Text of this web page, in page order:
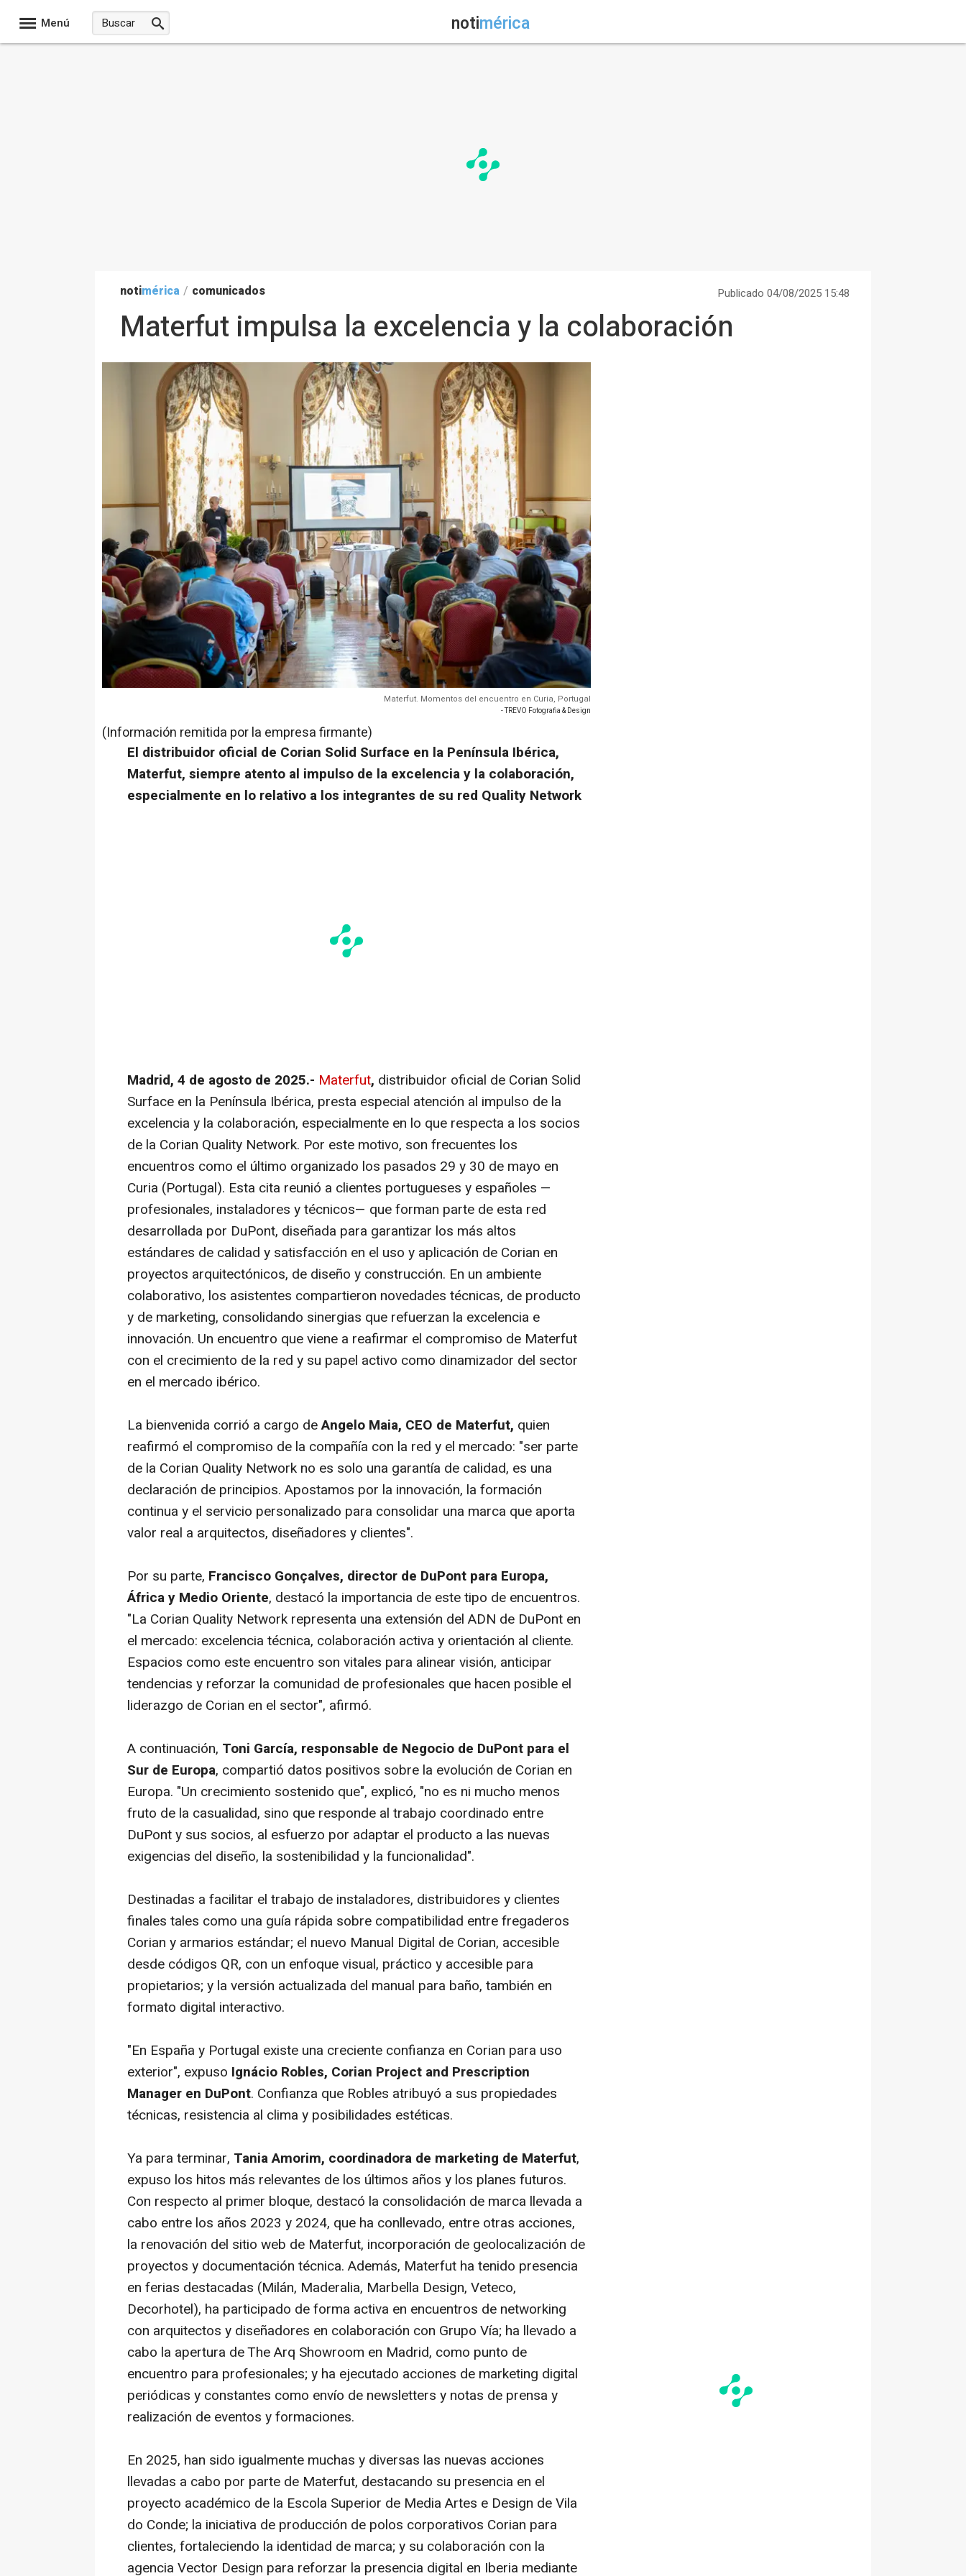
Menú notimérica
notimérica / comunicados Publicado 04/08/2025 15:48
Materfut impulsa la excelencia y la colaboración
Materfut. Momentos del encuentro en Curia, Portugal
- TREVO Fotografia & Design
(Información remitida por la empresa firmante)
El distribuidor oficial de Corian Solid Surface en la Península Ibérica,
Materfut, siempre atento al impulso de la excelencia y la colaboración,
especialmente en lo relativo a los integrantes de su red Quality Network
Madrid, 4 de agosto de 2025.- Materfut, distribuidor oficial de Corian Solid
Surface en la Península Ibérica, presta especial atención al impulso de la
excelencia y la colaboración, especialmente en lo que respecta a los socios
de la Corian Quality Network. Por este motivo, son frecuentes los
encuentros como el último organizado los pasados 29 y 30 de mayo en
Curia (Portugal). Esta cita reunió a clientes portugueses y españoles —
profesionales, instaladores y técnicos— que forman parte de esta red
desarrollada por DuPont, diseñada para garantizar los más altos
estándares de calidad y satisfacción en el uso y aplicación de Corian en
proyectos arquitectónicos, de diseño y construcción. En un ambiente
colaborativo, los asistentes compartieron novedades técnicas, de producto
y de marketing, consolidando sinergias que refuerzan la excelencia e
innovación. Un encuentro que viene a reafirmar el compromiso de Materfut
con el crecimiento de la red y su papel activo como dinamizador del sector
en el mercado ibérico.
La bienvenida corrió a cargo deAngelo Maia, CEO de Materfut, quien
reafirmó el compromiso de la compañía con la red y el mercado: "ser parte
de la Corian Quality Network no es solo una garantía de calidad, es una
declaración de principios. Apostamos por la innovación, la formación
continua y el servicio personalizado para consolidar una marca que aporta
valor real a arquitectos, diseñadores y clientes".
Por su parte, Francisco Gonçalves, director de DuPont para Europa,
África y Medio Oriente, destacó la importancia de este tipo de encuentros.
"La Corian Quality Network representa una extensión del ADN de DuPont en
el mercado: excelencia técnica, colaboración activa y orientación al cliente.
Espacios como este encuentro son vitales para alinear visión, anticipar
tendencias y reforzar la comunidad de profesionales que hacen posible el
liderazgo de Corian en el sector", afirmó.
A continuación, Toni García, responsable de Negocio de DuPont para el
Sur de Europa, compartió datos positivos sobre la evolución de Corian en
Europa. "Un crecimiento sostenido que", explicó, "no es ni mucho menos
fruto de la casualidad, sino que responde al trabajo coordinado entre
DuPont y sus socios, al esfuerzo por adaptar el producto a las nuevas
exigencias del diseño, la sostenibilidad y la funcionalidad".
Destinadas a facilitar el trabajo de instaladores, distribuidores y clientes
finales tales como una guía rápida sobre compatibilidad entre fregaderos
Corian y armarios estándar; el nuevo Manual Digital de Corian, accesible
desde códigos QR, con un enfoque visual, práctico y accesible para
propietarios; y la versión actualizada del manual para baño, también en
formato digital interactivo.
"En España y Portugal existe una creciente confianza en Corian para uso
exterior", expuso Ignácio Robles, Corian Project and Prescription
Manager en DuPont. Confianza que Robles atribuyó a sus propiedades
técnicas, resistencia al clima y posibilidades estéticas.
Ya para terminar, Tania Amorim, coordinadora de marketing de Materfut,
expuso los hitos más relevantes de los últimos años y los planes futuros.
Con respecto al primer bloque, destacó la consolidación de marca llevada a
cabo entre los años 2023 y 2024, que ha conllevado, entre otras acciones,
la renovación del sitio web de Materfut, incorporación de geolocalización de
proyectos y documentación técnica. Además, Materfut ha tenido presencia
en ferias destacadas (Milán, Maderalia, Marbella Design, Veteco,
Decorhotel), ha participado de forma activa en encuentros de networking
con arquitectos y diseñadores en colaboración con Grupo Vía; ha llevado a
cabo la apertura de The Arq Showroom en Madrid, como punto de
encuentro para profesionales; y ha ejecutado acciones de marketing digital
periódicas y constantes como envío de newsletters y notas de prensa y
realización de eventos y formaciones.
En 2025, han sido igualmente muchas y diversas las nuevas acciones
llevadas a cabo por parte de Materfut, destacando su presencia en el
proyecto académico de la Escola Superior de Media Artes e Design de Vila
do Conde; la iniciativa de producción de polos corporativos Corian para
clientes, fortaleciendo la identidad de marca; y su colaboración con la
agencia Vector Design para reforzar la presencia digital en Iberia mediante